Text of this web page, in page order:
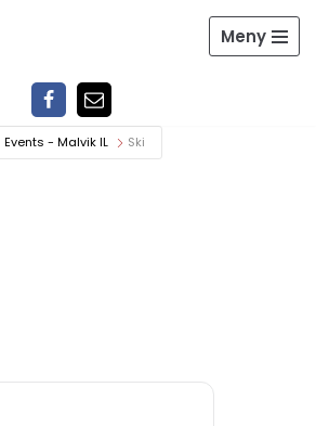
Meny
Events - Malvik IL Ski